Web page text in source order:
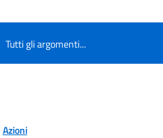
Tutti gli argomenti...
Azioni